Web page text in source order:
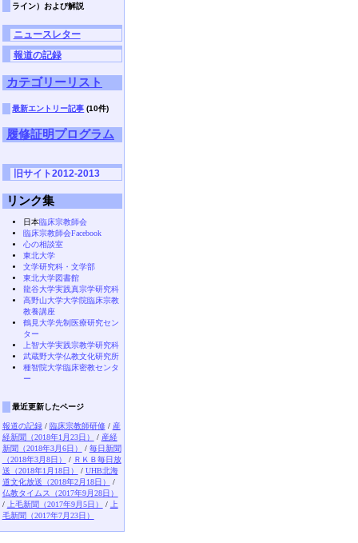
ライン）および解説
ニュースレター
報道の記録
カテゴリーリスト
最新エントリー記事 (10件)
履修証明プログラム
旧サイト2012-2013
リンク集
日本臨床宗教師会
臨床宗教師会Facebook
心の相談室
東北大学
文学研究科・文学部
東北大学図書館
龍谷大学実践真宗学研究科
高野山大学大学院臨床宗教
教養講座
鶴見大学先制医療研究セン
ター
上智大学実践宗教学研究科
武蔵野大学仏教文化研究所
種智院大学臨床密教センタ
ー
最近更新したページ
報道の記録/ 臨床宗教師研修/ 産
経新聞（2018年1月23日）
/ 産経
新聞（2018年3月6日）
/ 毎日新聞
（2018年3月8日）
/ ＲＫＢ毎日放
送（2018年1月18日）
/ UHB北海
道文化放送（2018年2月18日）
/
仏教タイムス（2017年9月28日）
/
上毛新聞（2017年9月5日） /
上
毛新聞（2017年7月23日）